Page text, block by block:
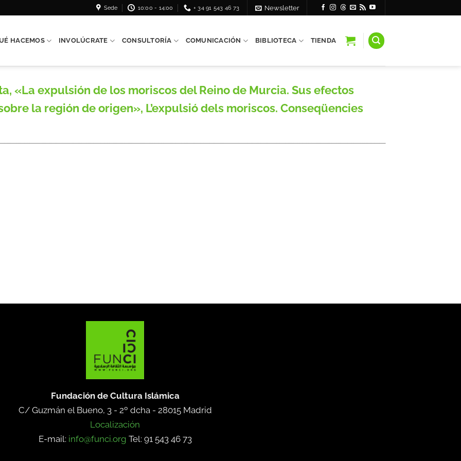
Sede 10:00 - 14:00 + 34 91 543 46 73 Newsletter
HACEMOS INVOLÚCRATE CONSULTORÍA COMUNICACIÓN BIBLIOTECA TIENDA
«La expulsión de los moriscos del Reino de Murcia. Sus efectos
la región de origen», L’expulsió dels moriscos. Conseqüencies
Fundación de Cultura Islámica
C/ Guzmán el Bueno, 3 - 2º dcha - 28015 Madrid
Localización
E-mail: info@funci.org Tel: 91 543 46 73